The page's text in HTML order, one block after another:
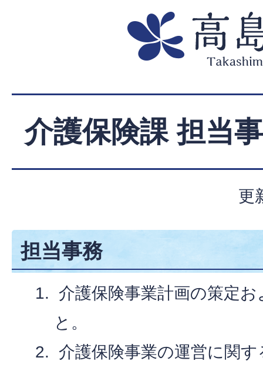
介護保険課 担当
更
担当事務
介護保険事業計画の策定
と。
介護保険事業の運営に関